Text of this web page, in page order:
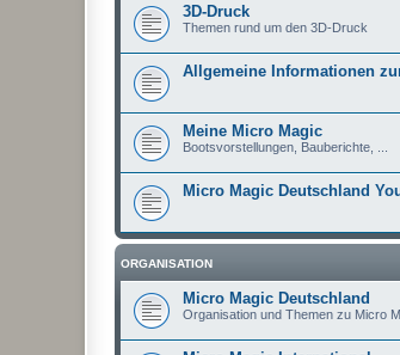
3D-Druck
Themen rund um den 3D-Druck
Allgemeine Informationen
Meine Micro Magic
Bootsvorstellungen, Bauberichte, ...
Micro Magic Deutschland
ORGANISATION
Micro Magic Deutschland
Organisation und Themen zu Micro